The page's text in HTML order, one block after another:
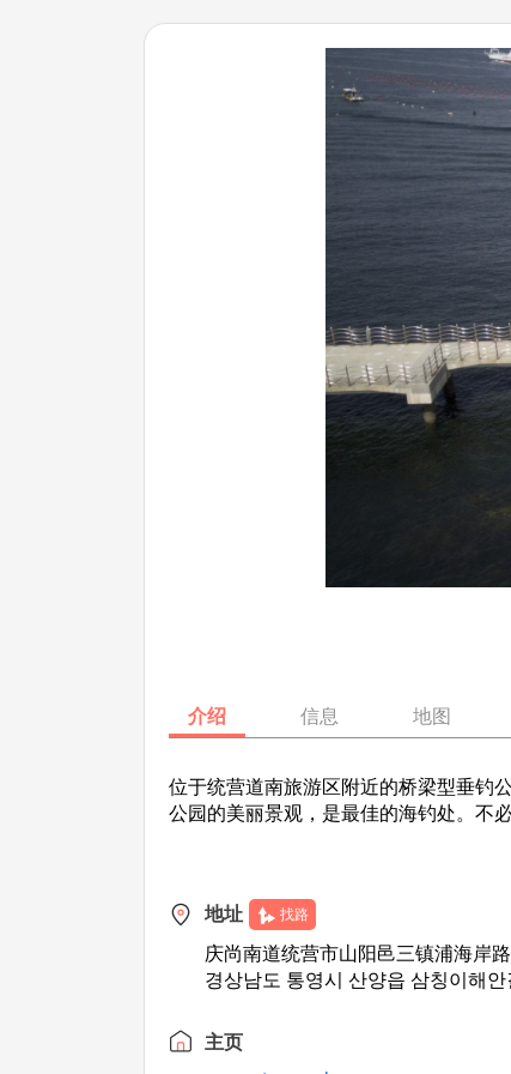
介绍 信息 地图
位于统营道南旅游区附近的桥梁型垂钓
公园的美丽景观，是最佳的海钓处。不
地址 找路
庆尚南道统营市山阳邑三镇浦海岸
경상남도 통영시 산양읍 삼칭이해안
主页